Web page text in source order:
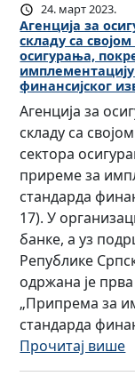
п
е
р
в
и
з
о
р
а
с
т
в
о
в
а
л
и
с
у
н
а
Д
а
н
и
м
з
а
с
т
у
п
н
и
к
е
и
б
р
о
к
е
и
и
с
п
у
њ
а
в
а
ј
у
у
с
л
о
в
е
и
ј
и
п
р
о
ф
е
с
и
о
н
а
л
н
е
е
е
н
ц
и
ј
а
з
а
о
с
и
г
у
р
а
њ
24. март 2023.
Агенција за
складу са
осигурања,
финансијског
Агенција за
складу са
сектора
приреме за
стандарда
17). У
банке, а уз
Републике
одржана је
„Припрема за
стандарда
Прочитај више:
А